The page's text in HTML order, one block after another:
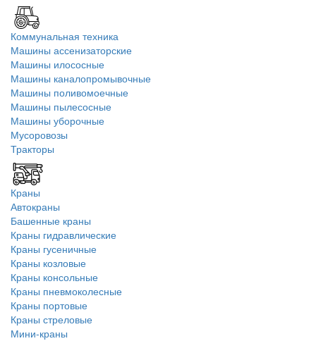
Коммунальная техника
Машины ассенизаторские
Машины илососные
Машины каналопромывочные
Машины поливомоечные
Машины пылесосные
Машины уборочные
Мусоровозы
Тракторы
Краны
Автокраны
Башенные краны
Краны гидравлические
Краны гусеничные
Краны козловые
Краны консольные
Краны пневмоколесные
Краны портовые
Краны стреловые
Мини-краны